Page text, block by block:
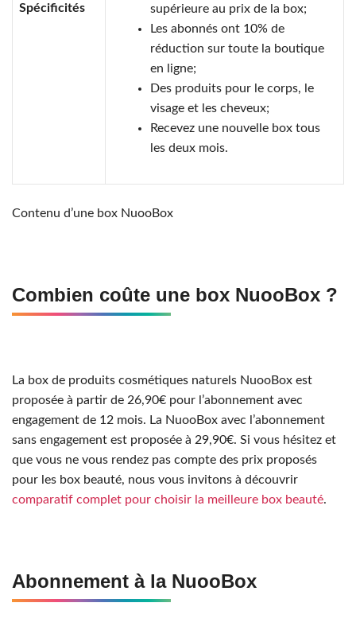
Spécificités
supérieure au prix de la box;
Les abonnés ont 10% de
réduction sur toute la boutique
en ligne;
Des produits pour le corps, le
visage et les cheveux;
Recevez une nouvelle box tous
les deux mois.
Contenu d’une box NuooBox
Combien coûte une box NuooBox ?
La box de produits cosmétiques naturels NuooBox est
proposée à partir de 26,90€ pour l’abonnement avec
engagement de 12 mois. La NuooBox avec l’abonnement
sans engagement est proposée à 29,90€. Si vous hésitez et
que vous ne vous rendez pas compte des prix proposés
pour les box beauté, nous vous invitons à découvrir
comparatif complet pour choisir la meilleure box beauté.
Abonnement à la NuooBox